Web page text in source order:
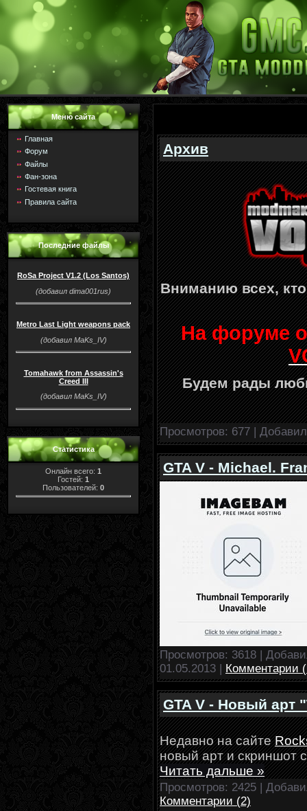
Меню сайта
Главная
Форум
Файлы
Фан-зона
Гостевая книга
Правила сайта
Последние файлы
RoSa Project V1.2 (Los Santos)
(добавил dima001rus)
Metro Last Light weapons pack
(добавил MaKs_IV)
Tomahawk from Assassin's
Creed III
(добавил MaKs_IV)
Статистика
Онлайн всего: 1
Гостей: 1
Пользователей: 0
Архив
Вниманию всех, кто
На форуме
Будем рады
Просмотров: 677 |
GTA V - Michael.
Просмотров: 3618 |
01.05.2013 | Комментарии
GTA V - Новый арт
Недавно на сайте
новый арт и скриншот
Читать дальше »
Просмотров: 2425 |
Комментарии (2)